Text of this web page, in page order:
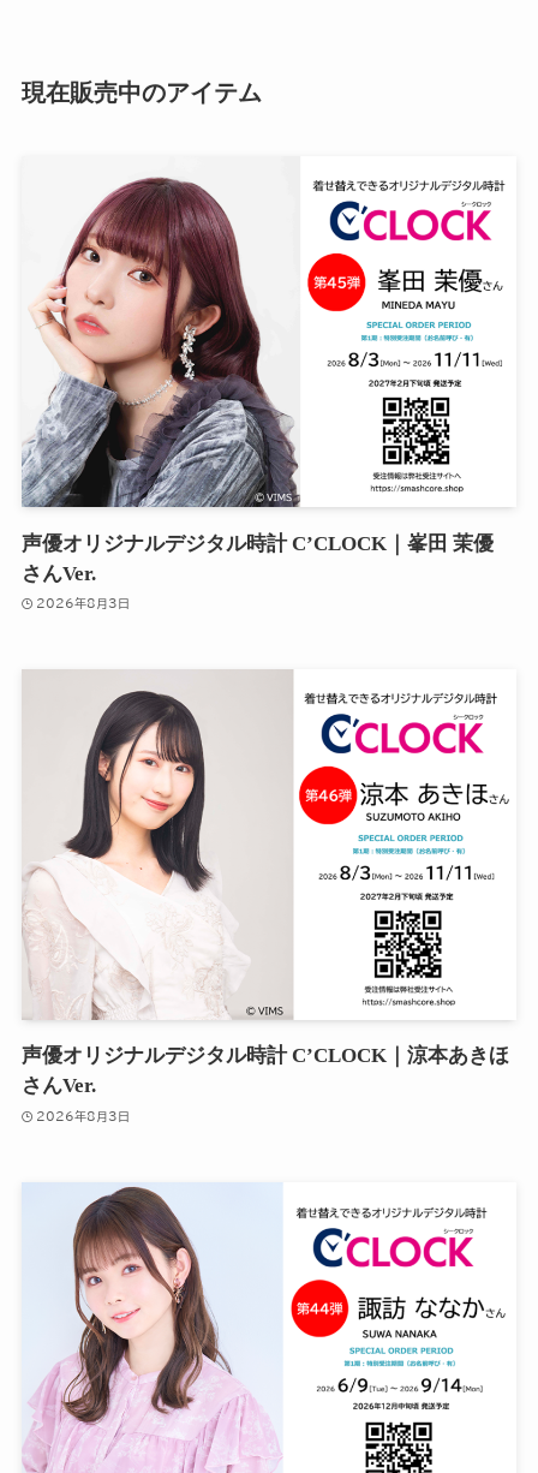
現在販売中のアイテム
声優オリジナルデジタル時計 C’CLOCK｜峯田 茉優
さんVer.
2026年8月3日
声優オリジナルデジタル時計 C’CLOCK｜涼本あきほ
さんVer.
2026年8月3日